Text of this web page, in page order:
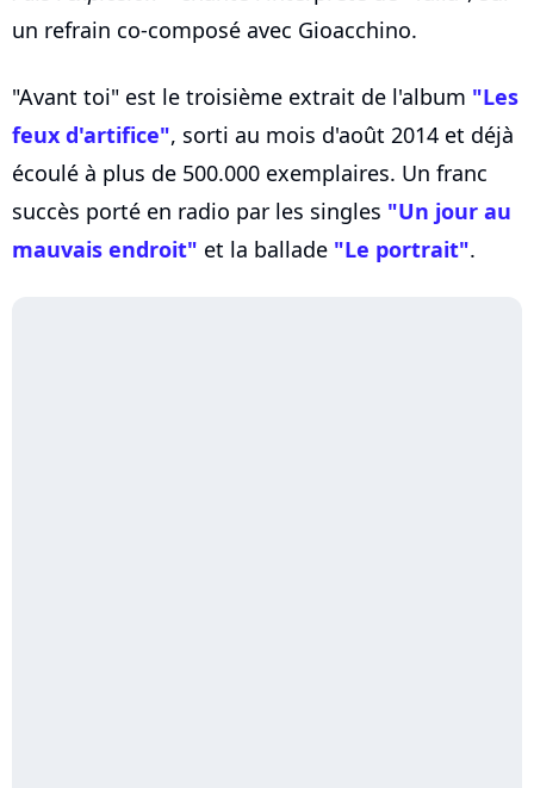
un refrain co-composé avec Gioacchino.
"Avant toi" est le troisième extrait de l'album "Les
feux d'artifice", sorti au mois d'août 2014 et déjà
écoulé à plus de 500.000 exemplaires. Un franc
succès porté en radio par les singles "Un jour au
mauvais endroit" et la ballade "Le portrait".